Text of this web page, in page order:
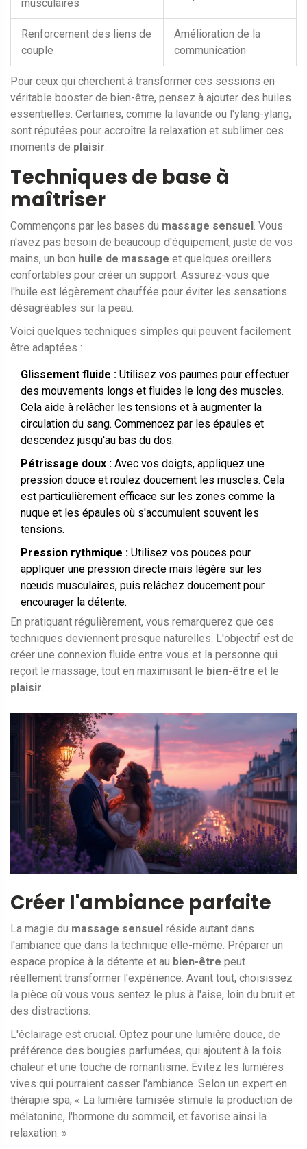
musculaires
Renforcement des liens de
couple
Amélioration de la
communication
Pour ceux qui cherchent à transformer ces sessions en
véritable booster de bien-être, pensez à ajouter des huiles
essentielles. Certaines, comme la lavande ou l'ylang-ylang,
sont réputées pour accroître la relaxation et sublimer ces
moments de plaisir.
Techniques de base à
maîtriser
Commençons par les bases du massage sensuel. Vous
n'avez pas besoin de beaucoup d'équipement, juste de vos
mains, un bon huile de massage et quelques oreillers
confortables pour créer un support. Assurez-vous que
l'huile est légèrement chauffée pour éviter les sensations
désagréables sur la peau.
Voici quelques techniques simples qui peuvent facilement
être adaptées :
Glissement fluide : Utilisez vos paumes pour effectuer
des mouvements longs et fluides le long des muscles.
Cela aide à relâcher les tensions et à augmenter la
circulation du sang. Commencez par les épaules et
descendez jusqu'au bas du dos.
Pétrissage doux : Avec vos doigts, appliquez une
pression douce et roulez doucement les muscles. Cela
est particulièrement efficace sur les zones comme la
nuque et les épaules où s'accumulent souvent les
tensions.
Pression rythmique : Utilisez vos pouces pour
appliquer une pression directe mais légère sur les
nœuds musculaires, puis relâchez doucement pour
encourager la détente.
En pratiquant régulièrement, vous remarquerez que ces
techniques deviennent presque naturelles. L'objectif est de
créer une connexion fluide entre vous et la personne qui
reçoit le massage, tout en maximisant le bien-être et le
plaisir.
Créer l'ambiance parfaite
La magie du massage sensuel réside autant dans
l'ambiance que dans la technique elle-même. Préparer un
espace propice à la détente et au bien-être peut
réellement transformer l'expérience. Avant tout, choisissez
la pièce où vous vous sentez le plus à l'aise, loin du bruit et
des distractions.
L'éclairage est crucial. Optez pour une lumière douce, de
préférence des bougies parfumées, qui ajoutent à la fois
chaleur et une touche de romantisme. Évitez les lumières
vives qui pourraient casser l'ambiance. Selon un expert en
thérapie spa, « La lumière tamisée stimule la production de
mélatonine, l'hormone du sommeil, et favorise ainsi la
relaxation. »